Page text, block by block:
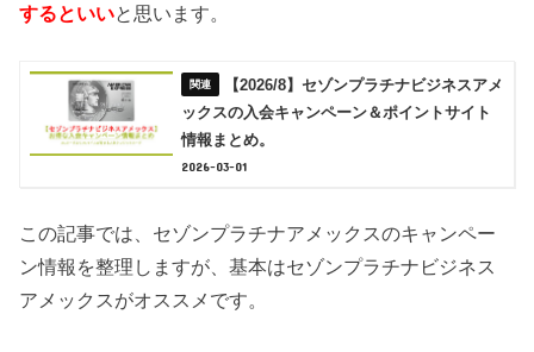
するといいと思います。
【2026/8】セゾンプラチナビジネスアメ
ックスの入会キャンペーン＆ポイントサイト
情報まとめ。
2026-03-01
この記事では、セゾンプラチナアメックスのキャンペー
ン情報を整理しますが、基本はセゾンプラチナビジネス
アメックスがオススメです。